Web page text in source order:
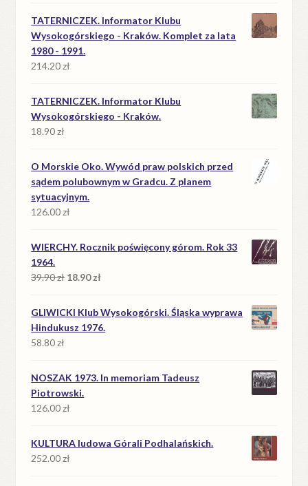
TATERNICZEK. Informator Klubu
Wysokogórskiego - Kraków. Komplet za lata
1980 - 1991.
214.20zł
TATERNICZEK. Informator Klubu
Wysokogórskiego - Kraków.
18.90zł
O Morskie Oko. Wywód praw polskich przed
sądem polubownym w Gradcu. Z planem
sytuacyjnym.
126.00zł
WIERCHY. Rocznik poświęcony górom. Rok 33
1964.
39.90zł Pierwotna
wynosiła:
39.90 zł.
18.90złAktualna
wynosi:
18.90 zł.
GLIWICKI Klub Wysokogórski. Śląska wyprawa
Hindukusz 1976.
58.80zł
NOSZAK 1973. In memoriam Tadeusz
Piotrowski.
126.00zł
KULTURA ludowa Górali Podhalańskich.
252.00zł